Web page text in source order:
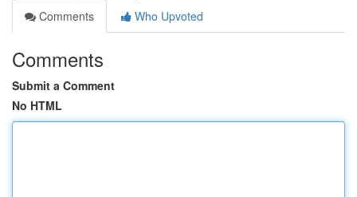
Comments
Who Upvoted
Comments
Submit a Comment
No HTML